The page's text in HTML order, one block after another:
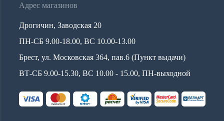
Адрес магазинов
Дрогичин, Заводская 20
ПН-СБ 9.00-18.00, ВС 10.00-13.00
Брест, ул. Московская 364, пав.6 (Пункт выдачи)
ВТ-СБ 9.00-15.30, ВС 10.00 - 15.00, ПН-выходной